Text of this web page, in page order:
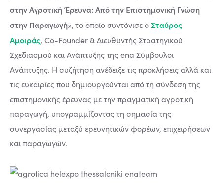
στην Αγροτική Έρευνα: Από την Επιστημονική Γνώση
στην Παραγωγή», το οποίο συντόνισε οΣταύρος
Αμοιράς, Co-Founder & Διευθυντής Στρατηγικού
Σχεδιασμού και Ανάπτυξης της ena Σύμβουλοι
Ανάπτυξης. Η συζήτηση ανέδειξε τις προκλήσεις αλλά και
τις ευκαιρίες που δημιουργούνται από τη σύνδεση της
επιστημονικής έρευνας με την πραγματική αγροτική
παραγωγή, υπογραμμίζοντας τη σημασία της
συνεργασίας μεταξύ ερευνητικών φορέων, επιχειρήσεων
και παραγωγών.